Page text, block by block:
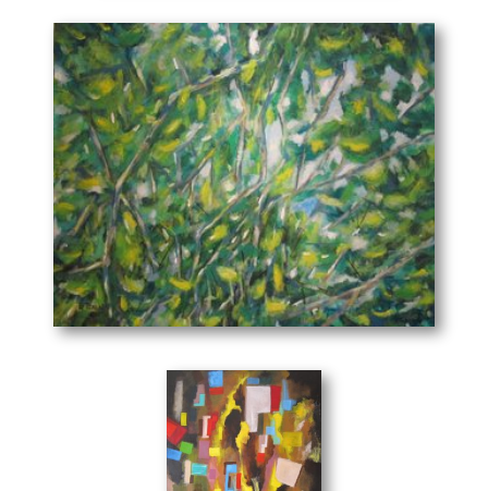
αναζητήσεις του πλέον μόνος του.
Παράλληλα με τη ζωγραφική φοιτά στη σχολή
Μαθηματικών του Πανεπιστημίου Αθηνών και μελετά τα
μαθηματικά σαν προέκταση της εσωτερικής του
αναζήτησης. Θεωρεί τη μελέτη αυτή ως μια άλλη μορφή
έκφρασης. Ολοκληρώνει τις μεταπτυχιακές του σπουδές
στο χώρο της πληροφορικής και απασχολείται ως
ΙTManagerσε πολυεθνική τράπεζα. Συνεχίζει τις
ζωγραφικές του δημιουργίες αναζητώντας τρόπους
“εξομολόγησης και ψυχικής κάθαρσης”. Για τον Ευάγγελο
Τζαβάρα είναι το ίδιο να ζωγραφίσει ένα βάζο με το να
ζωγραφίσει ένα γυμνό. Το αποτέλεσμα θέλει να είναι η
απεικόνιση της ψυχής του εκείνη την στιγμή. Δεν
περιμένει από κάτι να έχει ψυχή, αλλά να του δώσει την
Έχει λάβει μέρος στις ομαδικές εκθέσεις
Οι λεμονοπορτοκαλιές (100 x 80 cm)